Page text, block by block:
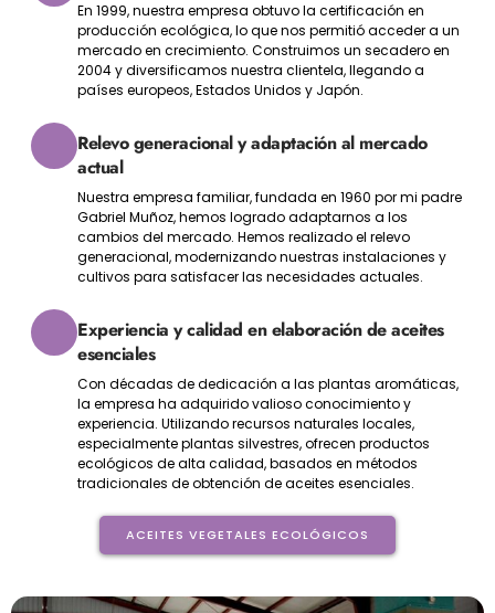
En 1999, nuestra empresa obtuvo la certificación en
producción ecológica, lo que nos permitió acceder a un
mercado en crecimiento. Construimos un secadero en
2004 y diversificamos nuestra clientela, llegando a
países europeos, Estados Unidos y Japón.
Relevo generacional y adaptación al mercado
actual
Nuestra empresa familiar, fundada en 1960 por mi padre
Gabriel Muñoz, hemos logrado adaptarnos a los
cambios del mercado. Hemos realizado el relevo
generacional, modernizando nuestras instalaciones y
cultivos para satisfacer las necesidades actuales.
Experiencia y calidad en elaboración de aceites
esenciales
Con décadas de dedicación a las plantas aromáticas,
la empresa ha adquirido valioso conocimiento y
experiencia. Utilizando recursos naturales locales,
especialmente plantas silvestres, ofrecen productos
ecológicos de alta calidad, basados en métodos
tradicionales de obtención de aceites esenciales.
ACEITES VEGETALES ECOLÓGICOS